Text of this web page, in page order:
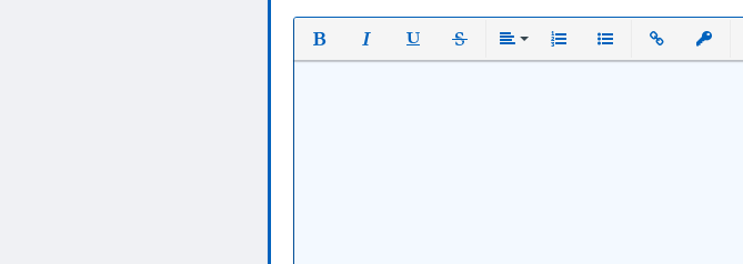
Полужирный
КурсивПодчеркнутый
ЗачеркнутыйВыравнивание
Нумерованный список
Маркированный
Вставить